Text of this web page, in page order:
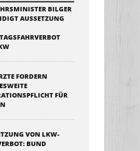
BILGER
AUSSETZUNG
FORDERN
FÜR
VON LKW-
BUND